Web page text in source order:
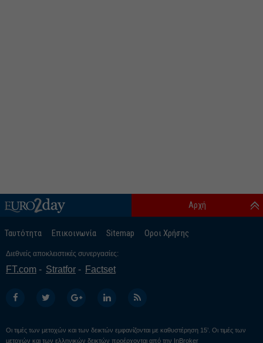
Ταυτότητα Επικοινωνία Sitemap Οροι Χρήσης
Αρχή
Διεθνείς αποκλειστικές συνεργασίες:
FT.com Stratfor Factset
Οι τιμές των μετοχών και των δεικτών εμφανίζονται με καθυστέρηση 15’. Οι τιμές των
μετοχών και των ελληνικών δεικτών προέρχονται από την InBroker